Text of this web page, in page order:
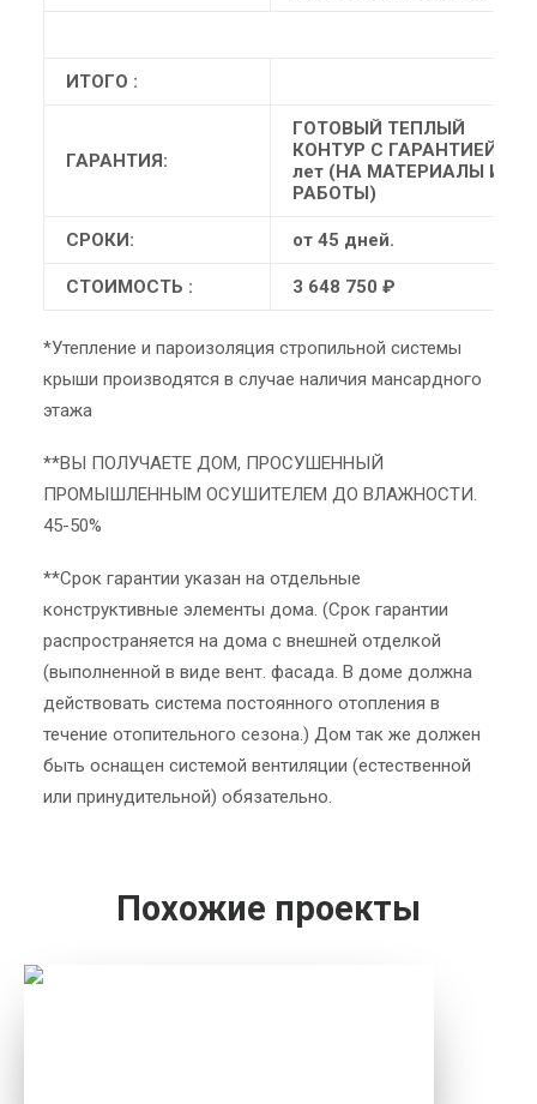
ИТОГО :
ГАРАНТИЯ:
ГОТОВЫЙ ТЕПЛЫЙ
КОНТУР С ГАРАНТИЕЙ 10
лет (НА МАТЕРИАЛЫ И
РАБОТЫ)
СРОКИ: от 45 дней.
СТОИМОСТЬ : 3 648 750 ₽
*Утепление и пароизоляция стропильной системы
крыши производятся в случае наличия мансардного
этажа
**ВЫ ПОЛУЧАЕТЕ ДОМ, ПРОСУШЕННЫЙ
ПРОМЫШЛЕННЫМ ОСУШИТЕЛЕМ ДО ВЛАЖНОСТИ.
45-50%
**Срок гарантии указан на отдельные
конструктивные элементы дома. (Срок гарантии
распространяется на дома с внешней отделкой
(выполненной в виде вент. фасада. В доме должна
действовать система постоянного отопления в
течение отопительного сезона.) Дом так же должен
быть оснащен системой вентиляции (естественной
или принудительной) обязательно.
Похожие проекты